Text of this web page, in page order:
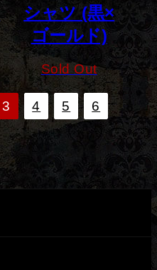
シャツ (黒×
ゴールド)
Sold Out
3 4 5 6